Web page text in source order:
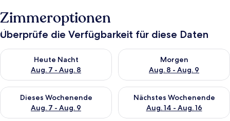
Zimmeroptionen
Überprüfe die Verfügbarkeit für diese Daten
Heute Nacht
Aug. 7 - Aug. 8
Überprüfe die Verfügbarkeit für heute Nacht, Aug. 7 - Aug. 8.
Morgen
Aug. 8 - Aug. 9
Überprüfe die Verfügbarkeit
Dieses Wochenende
Aug. 7 - Aug. 9
Überprüfe die Verfügbarkeit für dieses Wochenende, Aug. 7
Nächstes Wochenende
Aug. 14 - Aug. 16
Überprüfe die Verfügbarkeit